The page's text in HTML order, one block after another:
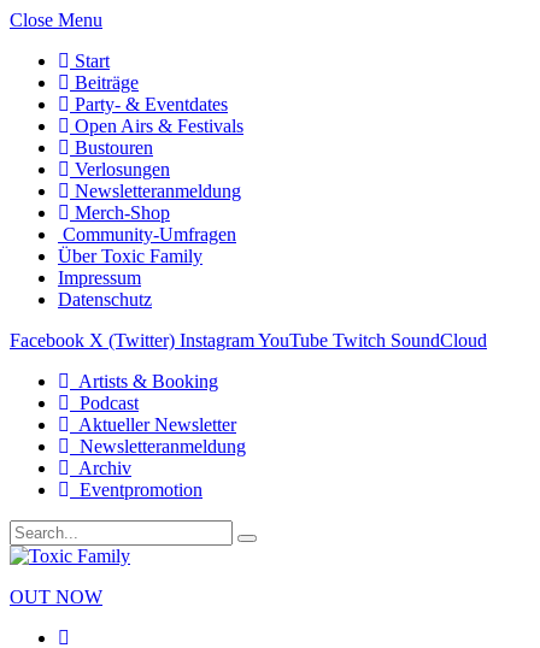
Close Menu
Start
Beiträge
Party- & Eventdates
Open Airs & Festivals
Bustouren
Verlosungen
Newsletteranmeldung
Merch-Shop
Community-Umfragen
Über Toxic Family
Impressum
Datenschutz
Facebook X (Twitter) InstagramYouTube Twitch SoundCloud
Artists & Booking
Podcast
Aktueller Newsletter
Newsletteranmeldung
Archiv
Eventpromotion
OUT NOW